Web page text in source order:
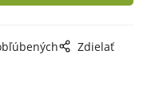
Zdielať